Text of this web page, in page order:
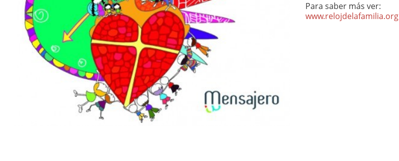
Para saber más ver:
www.relojdelafamilia.org